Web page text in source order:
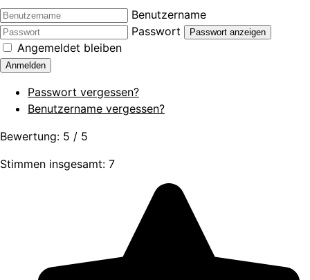
Benutzername
Passwort
Passwort anzeigen
Angemeldet bleiben
Anmelden
Passwort vergessen?
Benutzername vergessen?
Bewertung: 5 / 5
Stimmen insgesamt: 7